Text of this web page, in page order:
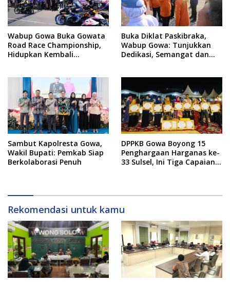
Wabup Gowa Buka Gowata
Road Race Championship,
Hidupkan Kembali
Buka Diklat Paskibraka,
Wabup Gowa: Tunjukkan
Dedikasi, Semangat dan
Sambut Kapolresta Gowa,
Wakil Bupati: Pemkab Siap
Berkolaborasi Penuh
DPPKB Gowa Boyong 15
Penghargaan Harganas ke-
33 Sulsel, Ini Tiga Capaian
Rekomendasi untuk kamu